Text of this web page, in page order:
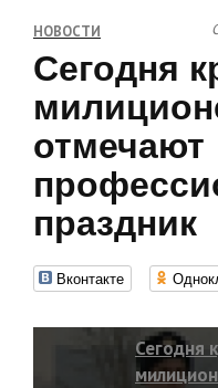
НОВОСТИ
Сегодня
отмечают
праздник
Вконтакте
Сегодня